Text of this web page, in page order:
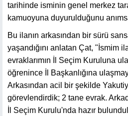
tarihinde isminin genel merkez
kamuoyuna duyurulduğunu
Bu ilanın arkasından bir sürü
yaşandığını anlatan Çat, "İsmim
evraklarımın İl Seçim Kuruluna
öğrenince İl Başkanlığına
Arkasından acil bir şekilde
görevlendirdik; 2 tane evrak.
İl Seçim Kurulu'nda hazır